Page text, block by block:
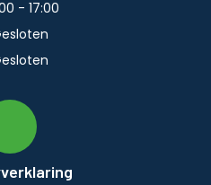
- 17:00